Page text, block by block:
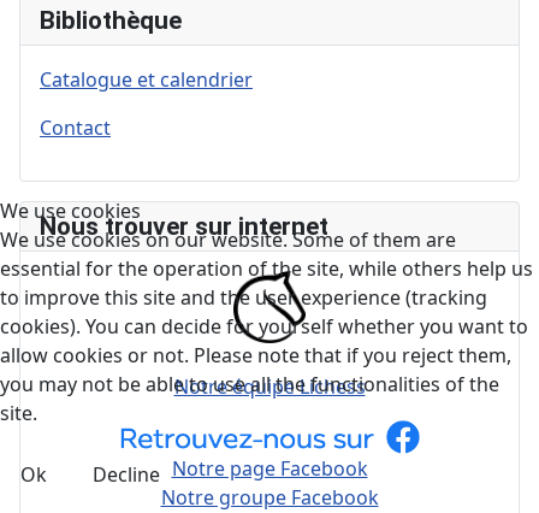
Bibliothèque
Catalogue et calendrier
Contact
Nous trouver sur internet
Notre équipe Lichess
Notre page Facebook
Notre groupe Facebook
We use cookies
We use cookies on our website. Some of them are
essential for the operation of the site, while others help us
to improve this site and the user experience (tracking
cookies). You can decide for yourself whether you want to
allow cookies or not. Please note that if you reject them,
you may not be able to use all the functionalities of the
site.
Ok Decline